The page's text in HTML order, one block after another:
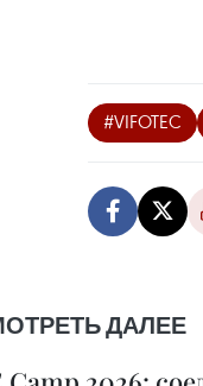
#VIFOTEC
ДАЛЕЕ